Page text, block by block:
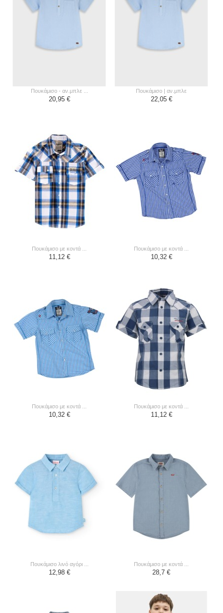
πουκάμισο - αν.μπλε ...
20,95 €
πουκάμισο | αν.μπλε
22,05 €
πουκάμισο με κοντά ...
11,12 €
πουκάμισο με κοντά ...
10,32 €
πουκάμισο με κοντά ...
10,32 €
πουκάμισο με κοντά ...
11,12 €
πουκάμισο λινό αγόρι ...
12,98 €
πουκάμισο με κοντά ...
28,7 €